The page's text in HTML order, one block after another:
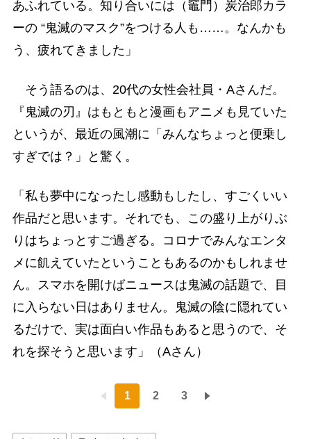
あふれている。知り合いには（竈門）炭治郎カラ
ーの “鬼滅のマスク”をつける人も……。なんかも
う、疲れてきました」
そう語るのは、20代の女性会社員・Aさんだ。
『鬼滅の刃』はもともと漫画もアニメも見ていた
というが、最近の風潮に「みんなちょっと便乗し
すぎでは？」と驚く。
「私も夢中になったし感動もしたし、すごくいい
作品だと思います。それでも、この盛り上がりぶ
りはちょっとすご過ぎる。コロナでみんなエンタ
メに飢えていたということもあるのかもしれませ
ん。スマホを開けばニュースは鬼滅の話題で、目
に入らない日はありません。鬼滅の陰に隠れてい
るだけで、実は面白い作品もあると思うので、そ
れを探そうと思います」（Aさん）
1 2 3